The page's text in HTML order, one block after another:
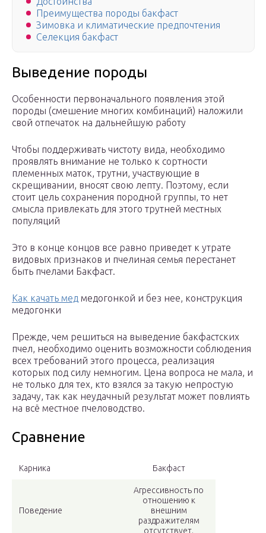
Преимущества породы бакфаст
Зимовка и климатические предпочтения
Селекция бакфаст
Выведение породы
Особенности первоначального появления этой
породы (смешение многих комбинаций) наложили
свой отпечаток на дальнейшую работу
Чтобы поддерживать чистоту вида, необходимо
проявлять внимание не только к сортности
племенных маток, трутни, участвующие в
скрещивании, вносят свою лепту. Поэтому, если
стоит цель сохранения породной группы, то нет
смысла привлекать для этого трутней местных
популяций
Это в конце концов все равно приведет к утрате
видовых признаков и пчелиная семья перестанет
быть пчелами Бакфаст.
Как качать мед медогонкой и без нее, конструкция
медогонки
Прежде, чем решиться на выведение бакфастских
пчел, необходимо оценить возможности соблюдения
всех требований этого процесса, реализация
которых под силу немногим. Цена вопроса не мала, и
не только для тех, кто взялся за такую непростую
задачу, так как неудачный результат может повлиять
на всё местное пчеловодство.
Сравнение
Карника Бакфаст
Поведение
Агрессивность по
отношению к
внешним
раздражителям
отсутствует.